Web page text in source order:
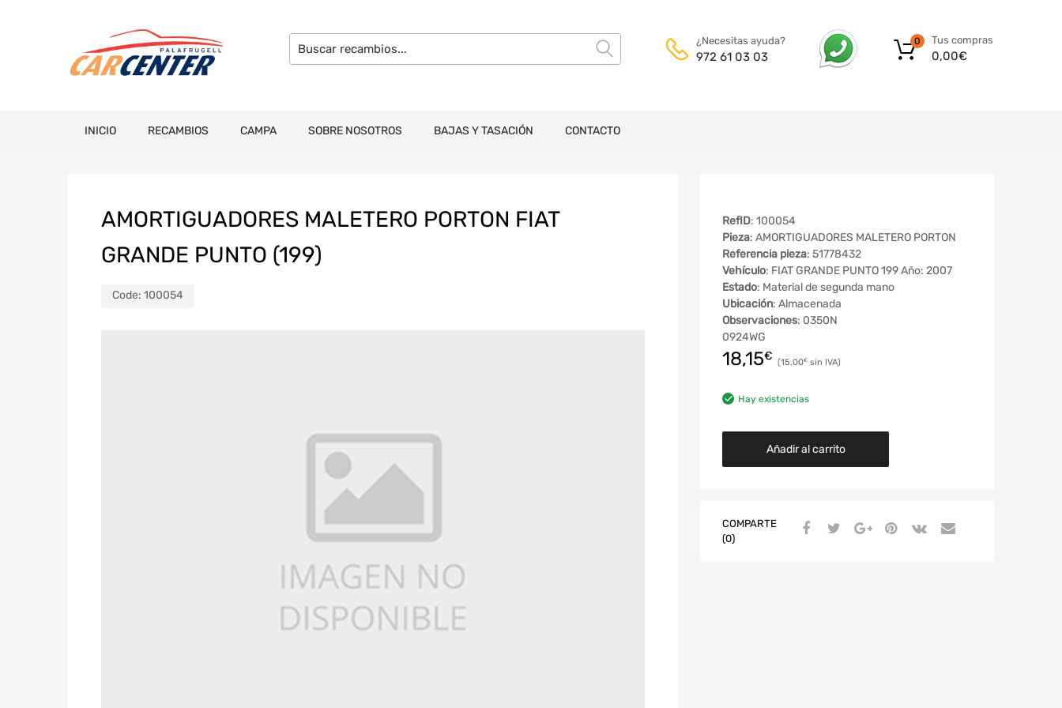
¿Necesitas ayuda?
972 61 03 03
Tus compras
0,00€
0
INICIO RECAMBIOS CAMPA SOBRE NOSOTROS BAJAS Y TASACIÓN CONTACTO
AMORTIGUADORES MALETERO PORTON FIAT
GRANDE PUNTO (199)
Code: 100054
RefID: 100054
Pieza: AMORTIGUADORES MALETERO PORTON
Referencia pieza: 51778432
Vehículo: FIAT GRANDE PUNTO 199 Año: 2007
Estado: Material de segunda mano
Ubicación: Almacenada
Observaciones: 0350N
0924WG
18,15€ 15,00€
Hay existencias
Añadir al carrito
COMPARTE
(0)